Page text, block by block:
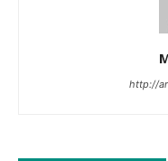
http://